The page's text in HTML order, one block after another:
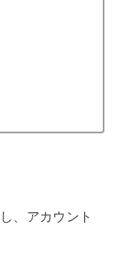
し、アカウント